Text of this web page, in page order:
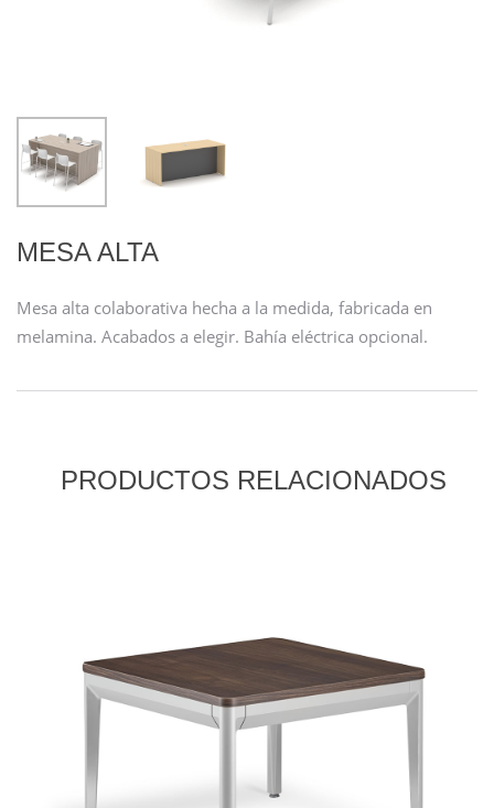
MESA ALTA
Mesa alta colaborativa hecha a la medida, fabricada en
melamina. Acabados a elegir. Bahía eléctrica opcional.
PRODUCTOS RELACIONADOS